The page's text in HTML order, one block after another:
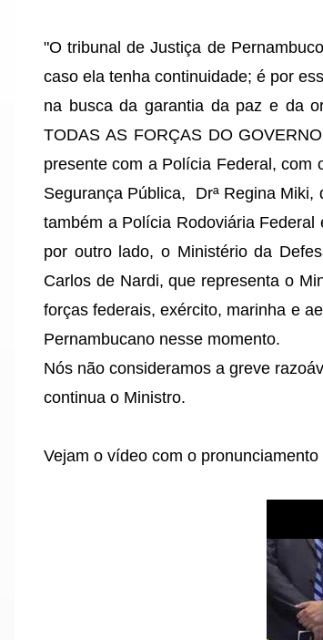
"O tribunal de Justiça de
caso ela tenha continuidade; é por
na busca da garantia da paz e da
TODAS AS FORÇAS DO
presente com a Polícia Federal, com
Segurança Pública, Drª Regina Miki,
também a Polícia Rodoviária
por outro lado, o Ministério da
Carlos de Nardi, que representa o
forças federais, exército, marinha e
Pernambucano nesse momento.
Nós não consideramos a greve
continua o Ministro.
Vejam o vídeo com o